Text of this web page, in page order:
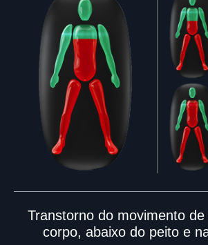
Transtorno do movimento
corpo, abaixo do peito e